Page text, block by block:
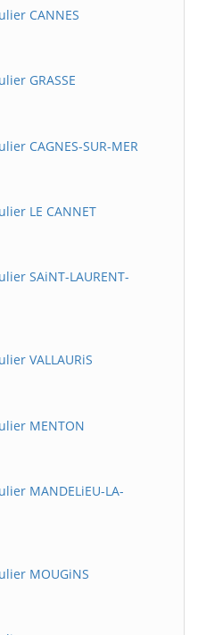
CANNES
GRASSE
CAGNES-SUR-MER
LE CANNET
SAiNT-LAURENT-
VALLAURiS
MENTON
MANDELiEU-LA-
MOUGiNS